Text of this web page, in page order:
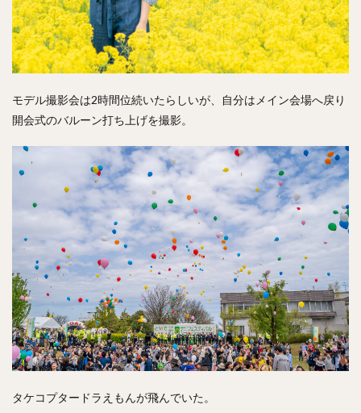
モデル撮影会は2時間位続いたらしいが、自分はメイン会場へ戻り
開会式のバルーン打ち上げを撮影。
タケコプタードラえもんが飛んでいた。